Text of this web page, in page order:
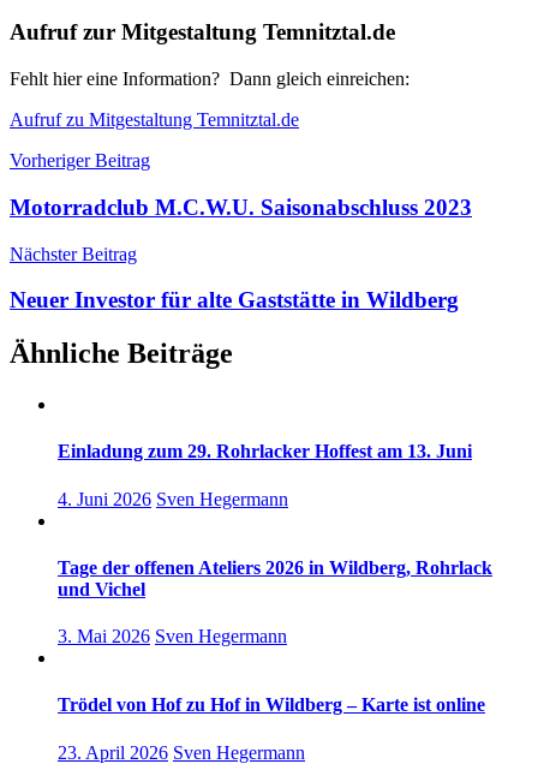
Aufruf zur Mitgestaltung Temnitztal.de
Fehlt hier eine Information? Dann gleich einreichen:
Aufruf zu Mitgestaltung Temnitztal.de
Beitragsnavigation
Vorheriger Beitrag
Motorradclub M.C.W.U. Saisonabschluss 2023
Nächster Beitrag
Neuer Investor für alte Gaststätte in Wildberg
Ähnliche Beiträge
Einladung zum 29. Rohrlacker Hoffest am 13. Juni
4. Juni 2026 Sven Hegermann
Tage der offenen Ateliers 2026 in Wildberg, Rohrlack
und Vichel
3. Mai 2026 Sven Hegermann
Trödel von Hof zu Hof in Wildberg – Karte ist online
23. April 2026 Sven Hegermann